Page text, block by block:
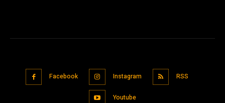
Facebook Instagram RSS
Youtube